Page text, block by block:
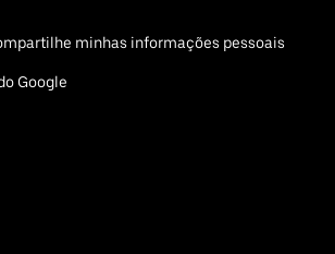
minhas informações pessoais
Google